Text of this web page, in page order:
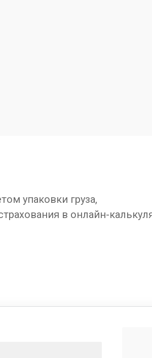
упаковки груза,
в онлайн-